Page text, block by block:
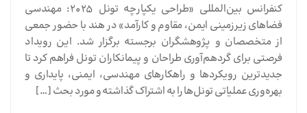
کنفرانس بین‌المللی «طراحی یکپارچه تونل ۲۰۲۵: مهندسی
فضاهای زیرزمینی ایمن، مقاوم و کارآمد» در هند با حضور جمعی
از متخصصان و پژوهشگران برجسته برگزار شد. این رویداد
فرصتی برای گردهم‌آوری طراحان و پیمانکاران تونل فراهم کرد تا
جدیدترین رویکردها و راهکارهای مهندسی، ایمنی، پایداری و
بهره‌وری عملیاتی تونل‌ها را به اشتراک گذاشته و مورد بحث […]